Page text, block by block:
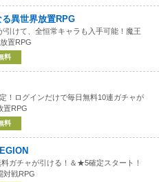
る異世界放置RPG
引けて、全恒常キャラも入手可能！魔王
置RPG
料
！ログインだけで毎日無料10連ガチャが
置RPG
料
ガチャが引ける！＆★5確定スタート！
対戦RPG